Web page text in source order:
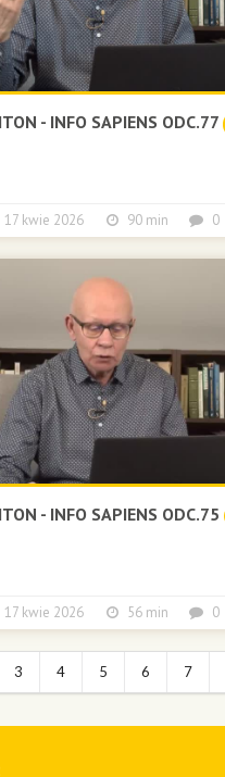
- INFO SAPIENS ODC.77
17 kwie 2026 90 min 0
- INFO SAPIENS ODC.75
17 kwie 2026 56 min 0
3 4 5 6 7